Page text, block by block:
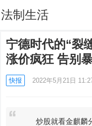
法制生活
宁德时代的“裂
涨价疯狂 告别
快报 2022年5月21日
炒股就看金麒麟分